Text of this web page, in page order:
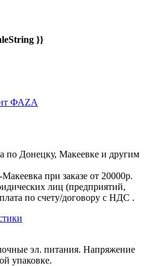
}}
ФАZA
по Донецку, Макеевке и другим
при заказе от 20000р.
лиц (предприятий,
по счету/договору с НДС .
эл. питания. Напряжение
упаковке.